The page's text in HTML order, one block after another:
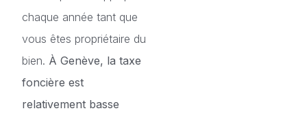
chaque année tant que
vous êtes propriétaire du
bien. À Genève, la taxe
foncière est
relativement basse